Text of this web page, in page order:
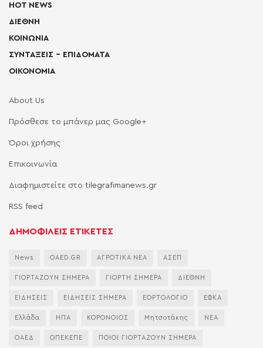
HOT NEWS
ΔΙΕΘΝΗ
ΚΟΙΝΩΝΙΑ
ΣΥΝΤΑΞΕΙΣ – ΕΠΙΔΟΜΑΤΑ
ΟΙΚΟΝΟΜΙΑ
About Us
Πρόσθεσε το μπάνερ μας Google+
Όροι χρήσης
Επικοινωνία
Διαφημιστείτε στο tilegrafimanews.gr
RSS feed
ΔΗΜΟΦΙΛΕΙΣ ΕΤΙΚΕΤΕΣ
News OAED.GR ΑΓΡΟΤΙΚΑ ΝΕΑ ΑΣΕΠ
ΓΙΟΡΤΑΖΟΥΝ ΣΗΜΕΡΑ ΓΙΟΡΤΗ ΣΗΜΕΡΑ ΔΙΕΘΝΗ
ΕΙΔΗΣΕΙΣ ΕΙΔΗΣΕΙΣ ΣΗΜΕΡΑ ΕΟΡΤΟΛΟΓΙΟ ΕΦΚΑ
Ελλάδα ΗΠΑ ΚΟΡΟΝΟΙΟΣ Μητσοτάκης ΝΕΑ
ΟΑΕΔ ΟΠΕΚΕΠΕ ΠΟΙΟΙ ΓΙΟΡΤΑΖΟΥΝ ΣΗΜΕΡΑ